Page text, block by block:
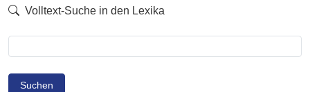
Volltext-Suche in den Lexika
Suchen